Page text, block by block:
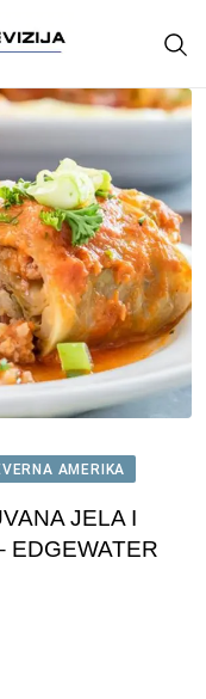
AMERIKA
JELA I
EDGEWATER